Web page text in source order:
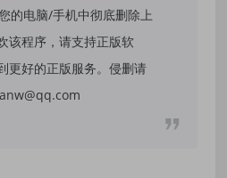
的电脑/手机中彻底删除上
该程序，请支持正版软
更好的正版服务。侵删请